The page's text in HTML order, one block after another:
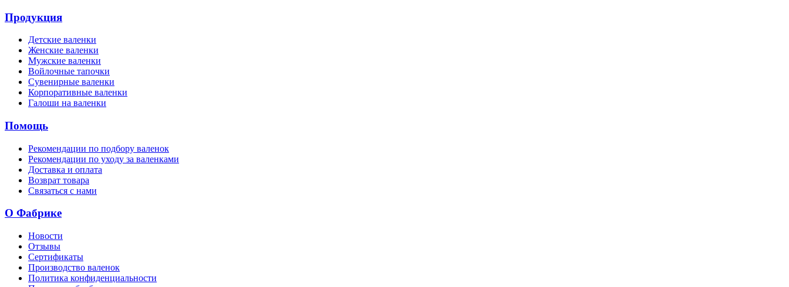
Продукция
Детские валенки
Женские валенки
Мужские валенки
Войлочные тапочки
Сувенирные валенки
Корпоративные валенки
Галоши на валенки
Помощь
Рекомендации по подбору валенок
Рекомендации по уходу за валенками
Доставка и оплата
Возврат товара
Связаться с нами
О Фабрике
Новости
Отзывы
Сертификаты
Производство валенок
Политика конфиденциальности